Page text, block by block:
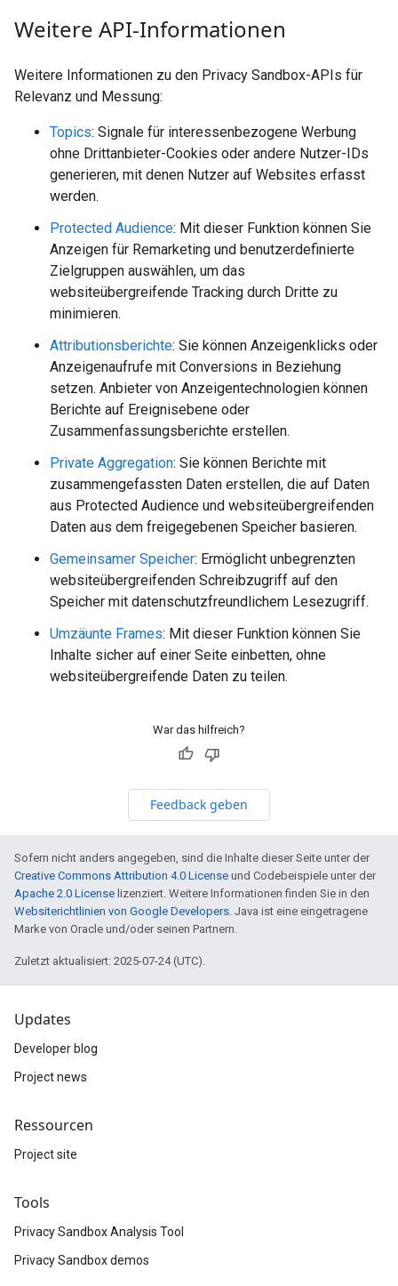
Weitere API-Informationen
Weitere Informationen zu den Privacy Sandbox-APIs für
Relevanz und Messung:
Topics: Signale für interessenbezogene Werbung
ohne Drittanbieter-Cookies oder andere Nutzer-IDs
generieren, mit denen Nutzer auf Websites erfasst
werden.
Protected Audience: Mit dieser Funktion können Sie
Anzeigen für Remarketing und benutzerdefinierte
Zielgruppen auswählen, um das
websiteübergreifende Tracking durch Dritte zu
minimieren.
Attributionsberichte: Sie können Anzeigenklicks oder
Anzeigenaufrufe mit Conversions in Beziehung
setzen. Anbieter von Anzeigentechnologien können
Berichte auf Ereignisebene oder
Zusammenfassungsberichte erstellen.
Private Aggregation: Sie können Berichte mit
zusammengefassten Daten erstellen, die auf Daten
aus Protected Audience und websiteübergreifenden
Daten aus dem freigegebenen Speicher basieren.
Gemeinsamer Speicher: Ermöglicht unbegrenzten
websiteübergreifenden Schreibzugriff auf den
Speicher mit datenschutzfreundlichem Lesezugriff.
Umzäunte Frames: Mit dieser Funktion können Sie
Inhalte sicher auf einer Seite einbetten, ohne
websiteübergreifende Daten zu teilen.
War das hilfreich?
Feedback geben
Sofern nicht anders angegeben, sind die Inhalte dieser Seite unter der
Creative Commons Attribution 4.0 License und Codebeispiele unter der
Apache 2.0 License lizenziert. Weitere Informationen finden Sie in den
Websiterichtlinien von Google Developers . Java ist eine eingetragene
Marke von Oracle und/oder seinen Partnern.
Zuletzt aktualisiert: 2025-07-24 (UTC).
Updates
Developer blog
Project news
Ressourcen
Project site
Tools
Privacy Sandbox Analysis Tool
Privacy Sandbox demos